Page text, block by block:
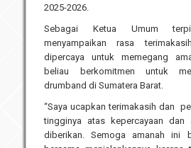
2025-2026.
Sebagai Ketua Umum
menyampaikan rasa
dipercaya untuk memegang
beliau berkomitmen untuk
drumband di Sumatera Barat.
“Saya ucapkan terimakasih dan
tingginya atas kepercayaan dan
diberikan. Semoga amanah ini